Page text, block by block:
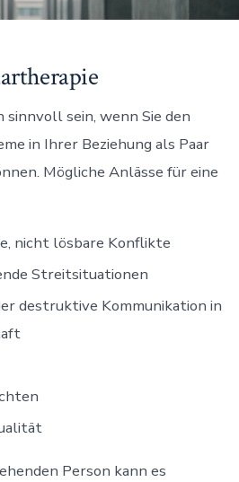
sinnvoll sein, wenn Sie den
in Ihrer Beziehung als Paar
Mögliche Anlässe für eine
nicht lösbare Konflikte
Streitsituationen
destruktive Kommunikation in
Person kann es